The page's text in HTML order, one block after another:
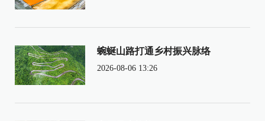
蜿蜒山路打通乡村振兴脉络
2026-08-06 13:26